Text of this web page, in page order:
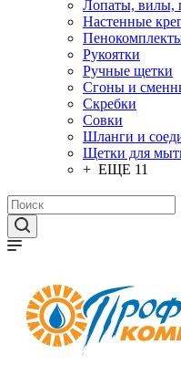
Лопаты, вилы,
Настенные
Рукоятки
Ручные щетки
Сгоны и
Скребки
Совки
Шланги и
Щетки для
+ ЕЩЕ 11